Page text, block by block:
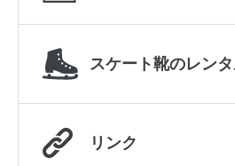
スケート靴のレン
リンク